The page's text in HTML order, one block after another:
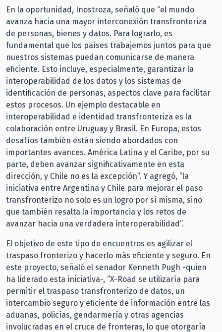
En la oportunidad, Inostroza, señaló que “el mundo
avanza hacia una mayor interconexión transfronteriza
de personas, bienes y datos. Para lograrlo, es
fundamental que los países trabajemos juntos para que
nuestros sistemas puedan comunicarse de manera
eficiente. Esto incluye, especialmente, garantizar la
interoperabilidad de los datos y los sistemas de
identificación de personas, aspectos clave para facilitar
estos procesos. Un ejemplo destacable en
interoperabilidad e identidad transfronteriza es la
colaboración entre Uruguay y Brasil. En Europa, estos
desafíos también están siendo abordados con
importantes avances. América Latina y el Caribe, por su
parte, deben avanzar significativamente en esta
dirección, y Chile no es la excepción”. Y agregó, “la
iniciativa entre Argentina y Chile para mejorar el paso
transfronterizo no solo es un logro por sí misma, sino
que también resalta la importancia y los retos de
avanzar hacia una verdadera interoperabilidad”.
El objetivo de este tipo de encuentros es agilizar el
traspaso fronterizo y hacerlo más eficiente y seguro. En
este proyecto, señaló el senador Kenneth Pugh -quien
ha liderado esta iniciativa-, “X-Road se utilizaría para
permitir el traspaso transfronterizo de datos, un
intercambio seguro y eficiente de información entre las
aduanas, policías, gendarmería y otras agencias
involucradas en el cruce de fronteras, lo que otorgaría